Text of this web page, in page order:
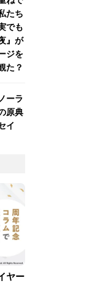
たち
でも
』が
ジを
た？
ーラ
原典
イ
ヤー